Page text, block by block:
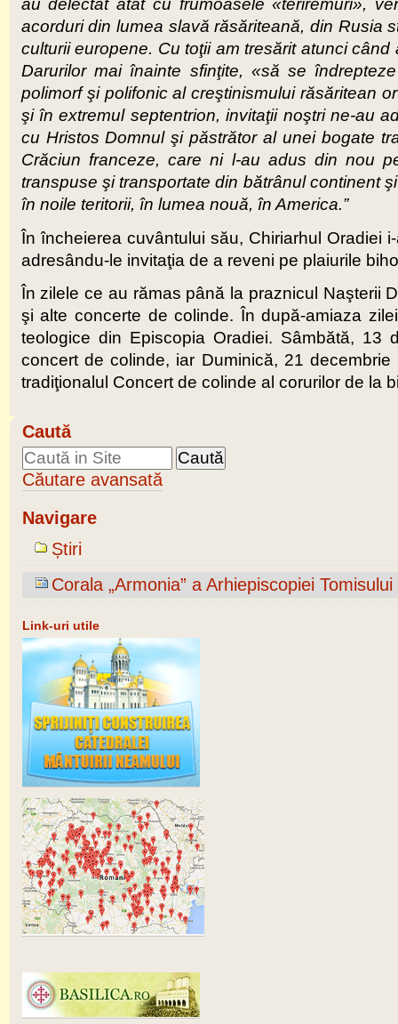
au delectat atât cu frumoasele «teriremuri»,
acorduri din lumea slavă răsăriteană, din Rusia
culturii europene. Cu toţii am tresărit atunci
Darurilor mai înainte sfinţite, «să se
polimorf şi polifonic al creştinismului răsăritean
şi în extremul septentrion, invitaţii noştri ne-au
cu Hristos Domnul şi păstrător al unei bogate
Crăciun franceze, care ni l-au adus din nou
transpuse şi transportate din bătrânul continent
în noile teritorii, în lumea nouă, în America.”
În încheierea cuvântului său, Chiriarhul Oradiei
adresându-le invitaţia de a reveni pe plaiurile
În zilele ce au rămas până la praznicul Naşterii
şi alte concerte de colinde. În după-amiaza
teologice din Episcopia Oradiei. Sâmbătă, 13
concert de colinde, iar Duminică, 21
tradiţionalul Concert de colinde al corurilor de la
Caută
Căutare avansată
Navigare
Știri
Corala „Armonia” a Arhiepiscopiei
Link-uri utile